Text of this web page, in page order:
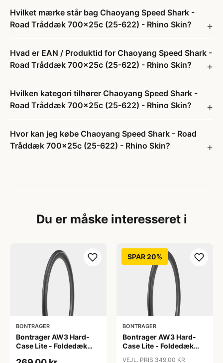
Hvilket mærke står bag Chaoyang Speed Shark -
Road Tråddæk 700x25c (25-622) - Rhino Skin?
Hvad er EAN / Produktid for Chaoyang Speed Shark -
Road Tråddæk 700x25c (25-622) - Rhino Skin?
Hvilken kategori tilhører Chaoyang Speed Shark -
Road Tråddæk 700x25c (25-622) - Rhino Skin?
Hvor kan jeg købe Chaoyang Speed Shark - Road
Tråddæk 700x25c (25-622) - Rhino Skin?
Du er måske interesseret i
BONTRAGER
Bontrager AW3 Hard-
Case Lite - Foldedæk
SPAR 20%
BONTRAGER
Bontrager AW3 Hard-
Case Lite - Foldedæk
VEJL. PRIS 349,00 KR